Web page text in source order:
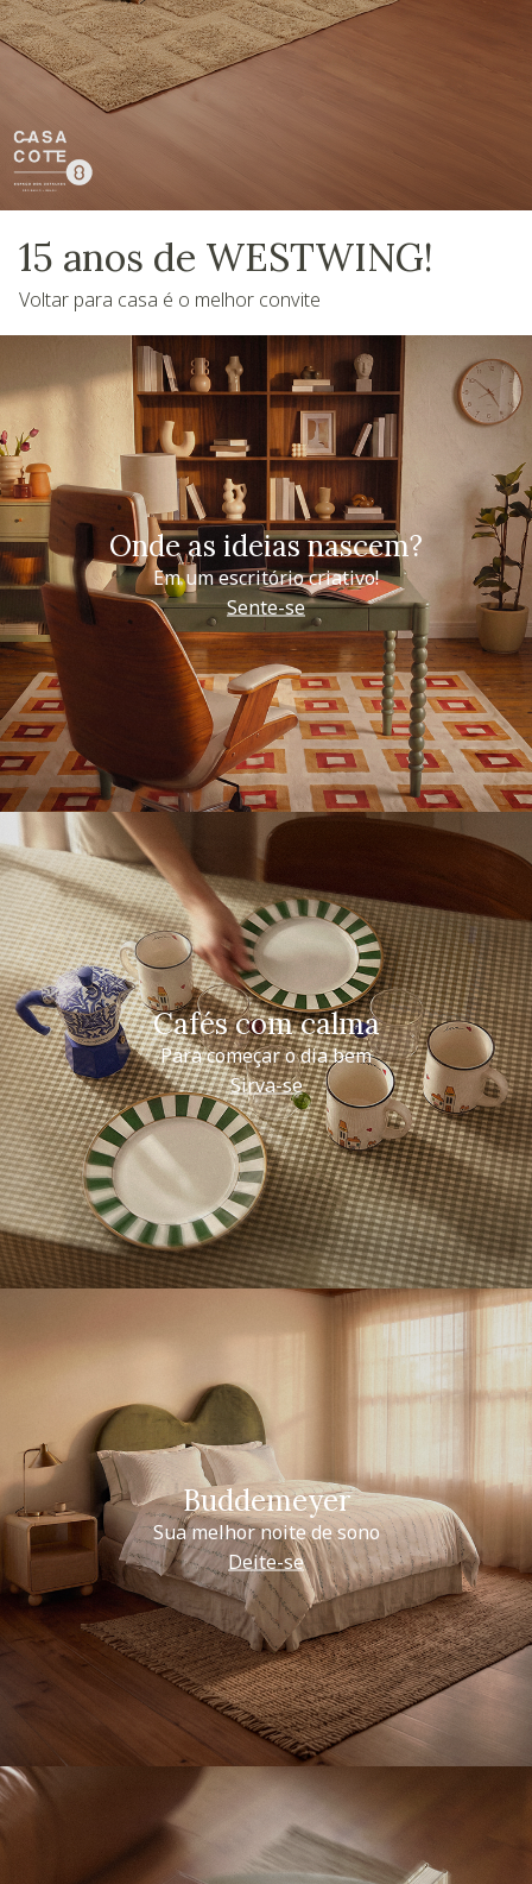
15 anos de WESTWING!
Voltar para casa é o melhor convite
Onde as ideias nascem?
Em um escritório criativo!
Sente-se
Cafés com calma
Para começar o dia bem
Sirva-se
Buddemeyer
Sua melhor noite de sono
Deite-se